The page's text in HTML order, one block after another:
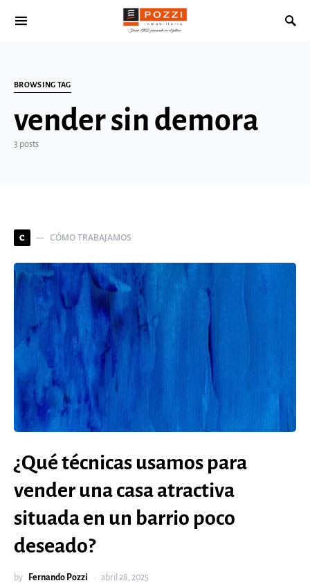
Search for:
BROWSING TAG
vender sin demora
3 posts
C CÓMO TRABAJAMOS
¿Qué técnicas usamos para
vender una casa atractiva
situada en un barrio poco
deseado?
by Fernando Pozzi abril 28, 2025